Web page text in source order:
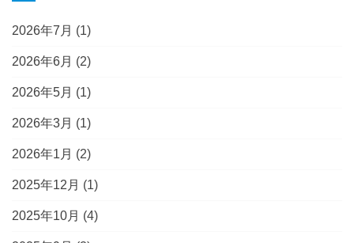
2026年7月 (1)
2026年6月 (2)
2026年5月 (1)
2026年3月 (1)
2026年1月 (2)
2025年12月 (1)
2025年10月 (4)